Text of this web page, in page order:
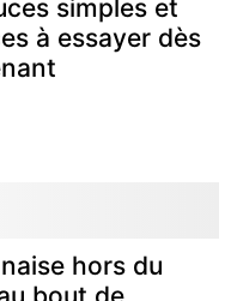
simples et
à essayer dès
hors du